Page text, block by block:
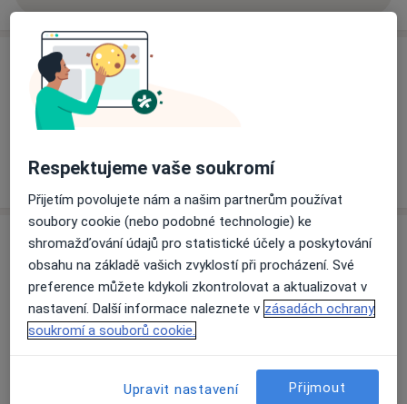
Ceník
Informace o službách a cenách nejsou k dispozici
Tento specialista ještě nepřidával žádné informace o
Adresa
Hematologická ambulance (OKHT FN
Bulovka)
Budínova 67/2, Praha 8
Přiblížit mapuse otevře v nové záložce
Respektujeme vaše soukromí
Přijetím povolujete nám a našim partnerům používat
soubory cookie (nebo podobné technologie) ke
shromažďování údajů pro statistické účely a poskytování
obsahu na základě vašich zvyklostí při procházení. Své
preference můžete kdykoli zkontrolovat a aktualizovat v
nastavení. Další informace naleznete v zásadách ochrany
soukromí a souborů cookie.
Upravit nastavení Přijmout